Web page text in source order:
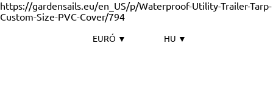
https://gardensails.eu/en_US/p/Waterproof-Utility-Trailer-Tarp-
Custom-Size-PVC-Cover/794
EURÓ ▼ HU ▼